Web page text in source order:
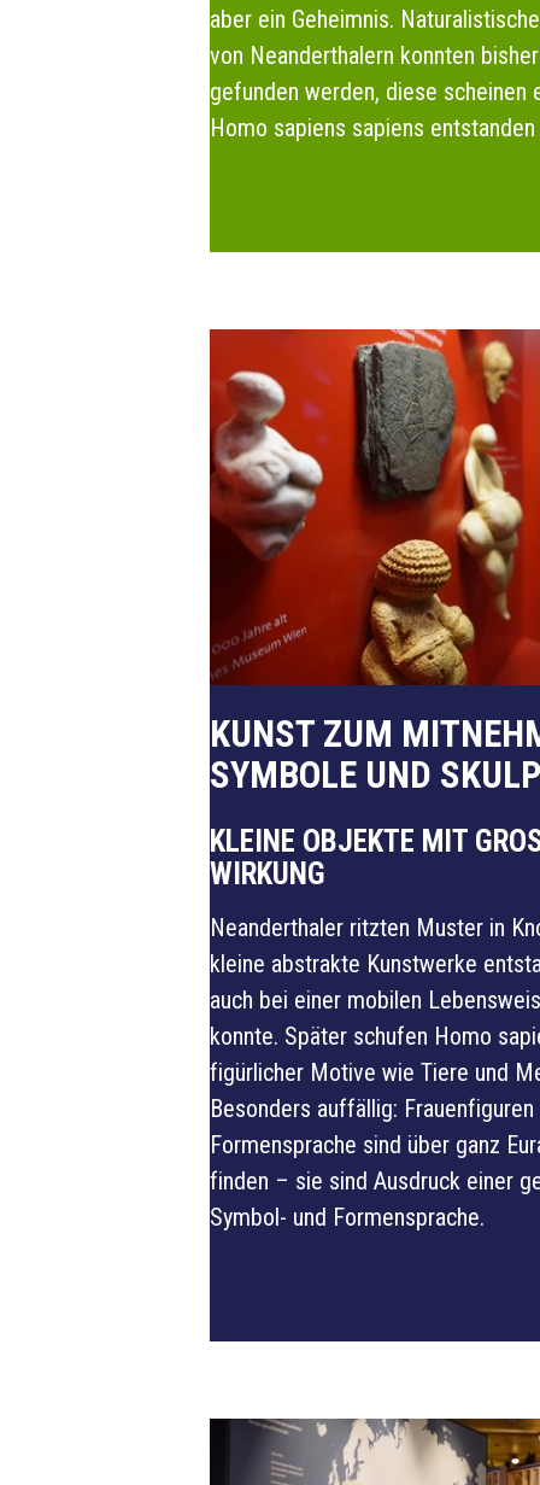
aber ein Geheimnis.
von Neanderthalern konnten
gefunden werden, diese scheinen
Homo sapiens sapiens
KUNST ZUM
SYMBOLE UND
KLEINE OBJEKTE MIT
IRKUNG
Neanderthaler ritzten Muster in
kleine abstrakte Kunstwerke
auch bei einer mobilen
konnte. Später schufen Homo
figürlicher Motive wie Tiere und
Besonders auffällig:
Formensprache sind über ganz
finden – sie sind Ausdruck einer
Symbol- und Formensprache.